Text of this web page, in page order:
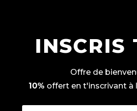
INSCRIS
Offre de
10% offert en t'inscrivant à